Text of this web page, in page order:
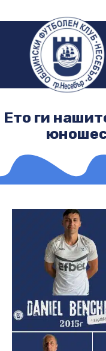
Ето ги